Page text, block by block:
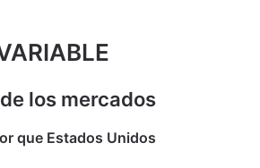
los mercados
que Estados Unidos